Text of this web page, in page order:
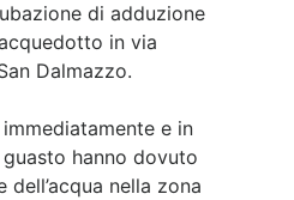
di adduzione
in via
Dalmazzo.
e in
hanno dovuto
dell’acqua nella zona